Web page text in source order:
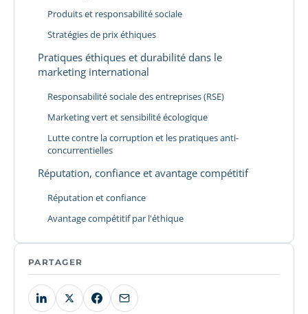
Produits et responsabilité sociale
Stratégies de prix éthiques
Pratiques éthiques et durabilité dans le
marketing international
Responsabilité sociale des entreprises (RSE)
Marketing vert et sensibilité écologique
Lutte contre la corruption et les pratiques anti-
concurrentielles
Réputation, confiance et avantage compétitif
Réputation et confiance
Avantage compétitif par l'éthique
PARTAGER